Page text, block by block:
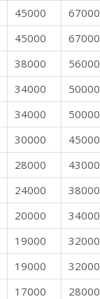
45000 67000
45000 67000
38000 56000
34000 50000
34000 50000
30000 45000
28000 43000
24000 38000
20000 34000
19000 32000
19000 32000
17000 28000